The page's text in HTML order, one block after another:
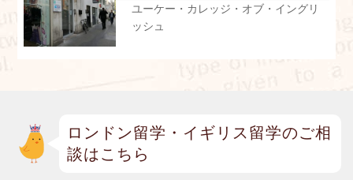
ユーケー・カレッジ・オブ・イングリ
ッシュ
ロンドン留学・イギリス留学のご相
談はこちら